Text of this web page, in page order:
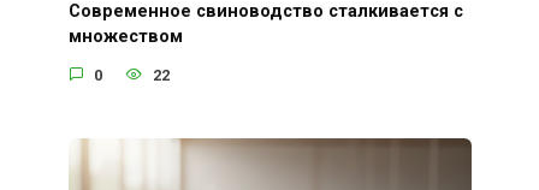
Современное свиноводство сталкивается с
множеством
0 22